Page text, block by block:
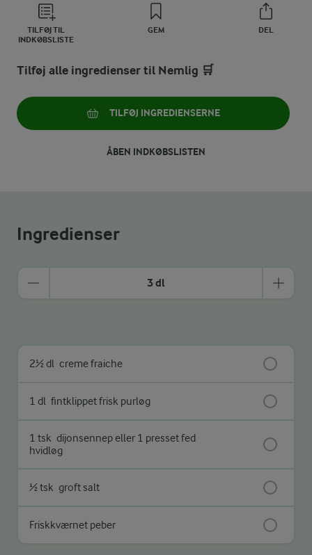
TILFØJ TIL
INDKØBSLISTE
GEM DEL
Tilføj alle ingredienser til Nemlig 🛒
TILFØJ INGREDIENSERNE
ÅBEN INDKØBSLISTEN
Ingredienser
3 dl
2½ dl creme fraiche
1 dl fintklippet frisk purløg
1 tsk dijonsennep eller 1 presset fed
hvidløg
½ tsk groft salt
Friskkværnet peber